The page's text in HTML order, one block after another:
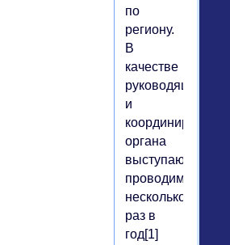
по
региону.
В
качестве
руководящего
и
органа
выступают
проводимые
несколько
раз в
год[1]